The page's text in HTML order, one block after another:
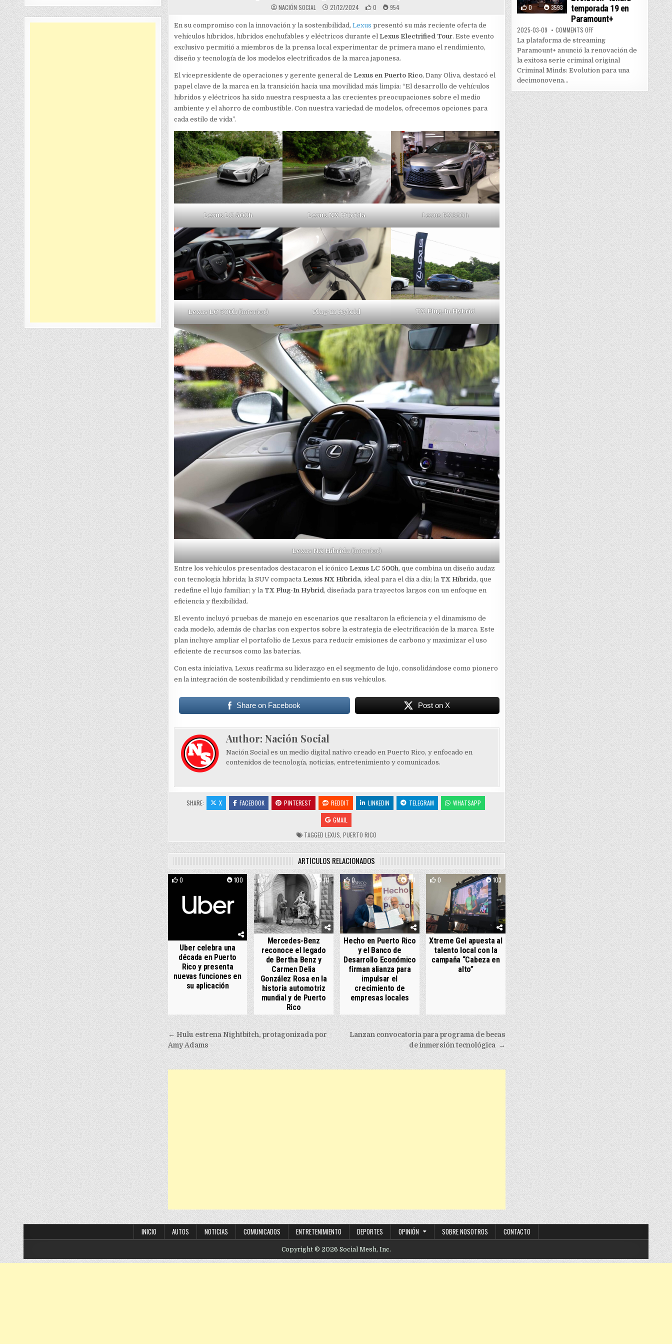
NACIÓN SOCIAL 21/12/2024 0 954
En su compromiso con la innovación y la sostenibilidad, Lexus presentó su más reciente oferta de
vehículos híbridos, híbridos enchufables y eléctricos durante el Lexus Electrified Tour. Este evento
exclusivo permitió a miembros de la prensa local experimentar de primera mano el rendimiento,
diseño y tecnología de los modelos electrificados de la marca japonesa.
El vicepresidente de operaciones y gerente general de Lexus en Puerto Rico, Dany Oliva, destacó el
papel clave de la marca en la transición hacia una movilidad más limpia: “El desarrollo de vehículos
híbridos y eléctricos ha sido nuestra respuesta a las crecientes preocupaciones sobre el medio
ambiente y el ahorro de combustible. Con nuestra variedad de modelos, ofrecemos opciones para
cada estilo de vida”.
Lexus LC 500h Lexus NX Híbrida Lexus RX350h
Lexus LC 500h(interior) Plug-In Hybrid TX Plug-In Hybrid
Lexus NX Híbrida(interior)
Entre los vehículos presentados destacaron el icónico Lexus LC 500h, que combina un diseño audaz
con tecnología híbrida; la SUV compactaLexus NX Híbrida, ideal para el día a día; la TX Híbrida, que
redefine el lujo familiar; y la TX Plug-In Hybrid, diseñada para trayectos largos con un enfoque en
eficiencia y flexibilidad.
El evento incluyó pruebas de manejo en escenarios que resaltaron la eficiencia y el dinamismo de
cada modelo, además de charlas con expertos sobre la estrategia de electrificación de la marca. Este
plan incluye ampliar el portafolio de Lexus para reducir emisiones de carbono y maximizar el uso
eficiente de recursos como las baterías.
Con esta iniciativa, Lexus reafirma su liderazgo en el segmento de lujo, consolidándose como pionero
en la integración de sostenibilidad y rendimiento en sus vehículos.
Share on Facebook Post on X
Author: Nación Social
Nación Social es un medio digital nativo creado en Puerto Rico, y enfocado en
contenidos de tecnología, noticias, entretenimiento y comunicados.
SHARE: X FACEBOOK PINTEREST REDDIT LINKEDIN TELEGRAM
WHATSAPP
GMAIL
TAGGEDLEXUS ,PUERTO RICO
ARTÍCULOS RELACIONADOS
0 100
Uber celebra una
década en Puerto
Rico y presenta
nuevas funciones en
su aplicación
0 111
Mercedes-Benz
reconoce el legado
de Bertha Benz y
Carmen Delia
González Rosa en la
historia automotriz
mundial y de Puerto
Rico
0 101
Hecho en Puerto Rico
y el Banco de
Desarrollo Económico
firman alianza para
impulsar el
crecimiento de
empresas locales
0 103
Xtreme Gel apuesta al
talento local con la
campaña “Cabeza en
alto”
Post navigation
Lanzan convocatoria para programa de becas
de inmersión tecnológica →
← Hulu estrena Nightbitch, protagonizada por
Amy Adams
0 3593
temporada 19 en
Paramount+
2025-03-09 COMMENTS OFFON “CRIMINAL MINDS:
La plataforma de streaming
Paramount+ anunció la renovación de
la exitosa serie criminal original
Criminal Minds: Evolution para una
decimonovena...
INICIO AUTOS NOTICIAS COMUNICADOS ENTRETENIMIENTO DEPORTES OPINIÓN SOBRE NOSOTROS CONTACTO
Copyright © 2026 Social Mesh, Inc.